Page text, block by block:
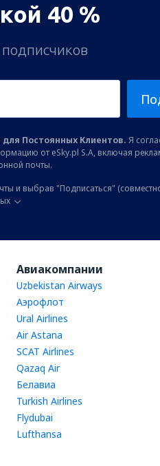
40 %
Постоянных Клиентов. Я
от eSky.pl S.A, включая
почты.
и выбрав "Подписаться"
Авиакомпании
Uzbekistan Airways
Аэрофлот
Ural Airlines
Air Astana
SCAT Airlines
Qazaq Air
Белавиа
Turkish Airlines
Flydubai
Lufthansa